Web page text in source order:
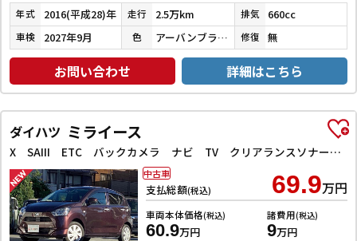
年式 2016(平成28)年 走行 2.5万km 排気 660cc
車検 2027年9月 色 アーバンブラウンパールメタリック 修復 無
お問い合わせ 詳細はこちら
ダイハツ ミライース
X SAIII ETC バックカメラ ナビ TV クリアランスソナー 衝突被害軽減システム オートマチックハイビーム LEDヘッドランプ キーレスエントリー アイドリングストップ 電動格納ミラー
支払総額(税込) 69.9万円
車両本体価格(税込)
60.9万円
諸費用(税込)
9万円
中古車